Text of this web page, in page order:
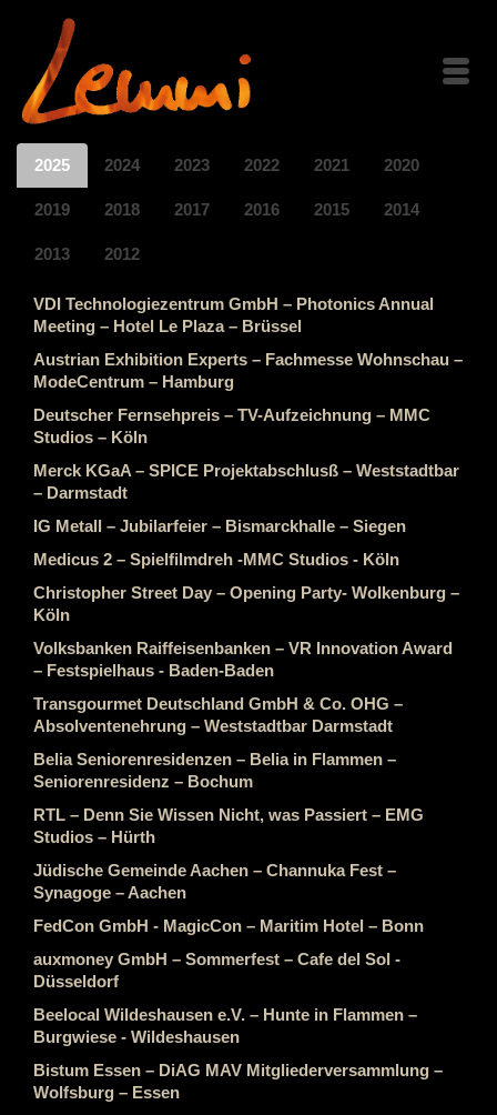
2025 2024 2023 2022 2021 2020
2019 2018 2017 2016 2015 2014
2013 2012
VDI Technologiezentrum GmbH – Photonics Annual
Meeting – Hotel Le Plaza – Brüssel
Austrian Exhibition Experts – Fachmesse Wohnschau –
ModeCentrum – Hamburg
Deutscher Fernsehpreis – TV-Aufzeichnung – MMC
Studios – Köln
Merck KGaA – SPICE Projektabschlusß – Weststadtbar
– Darmstadt
IG Metall – Jubilarfeier – Bismarckhalle – Siegen
Medicus 2 – Spielfilmdreh -MMC Studios - Köln
Christopher Street Day – Opening Party- Wolkenburg –
Köln
Volksbanken Raiffeisenbanken – VR Innovation Award
– Festspielhaus - Baden-Baden
Transgourmet Deutschland GmbH & Co. OHG –
Absolventenehrung – Weststadtbar Darmstadt
Belia Seniorenresidenzen – Belia in Flammen –
Seniorenresidenz – Bochum
RTL – Denn Sie Wissen Nicht, was Passiert – EMG
Studios – Hürth
Jüdische Gemeinde Aachen – Channuka Fest –
Synagoge – Aachen
FedCon GmbH - MagicCon – Maritim Hotel – Bonn
auxmoney GmbH – Sommerfest – Cafe del Sol -
Düsseldorf
Beelocal Wildeshausen e.V. – Hunte in Flammen –
Burgwiese - Wildeshausen
Bistum Essen – DiAG MAV Mitgliederversammlung –
Wolfsburg – Essen